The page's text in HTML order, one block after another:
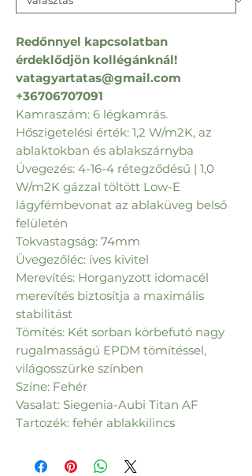
Redőnnyel kapcsolatban
érdeklődjön kollégánknál!
vatagyartatas@gmail.com
+36706707091
Kamraszám: 6 légkamrás.
Hőszigetelési érték: 1,2 W/m2K, az
ablaktokban és ablakszárnyba
Üvegezés: 4-16-4 rétegződésű | 1,0
W/m2K gázzal töltött Low-E
lágyfémbevonat az ablaküveg belső
felületén
Tokvastagság: 74mm
Üvegezőléc: íves kivitel
Merevítés: Horganyzott idomacél
merevítés biztosítja a maximális
stabilitást
Tömítés: Két sorban körbefutó nagy
rugalmasságú EPDM tömítéssel,
világosszürke színben
Színe: Fehér
Vasalat: Siegenia-Aubi Titan AF
Tartozék: fehér ablakkilincs